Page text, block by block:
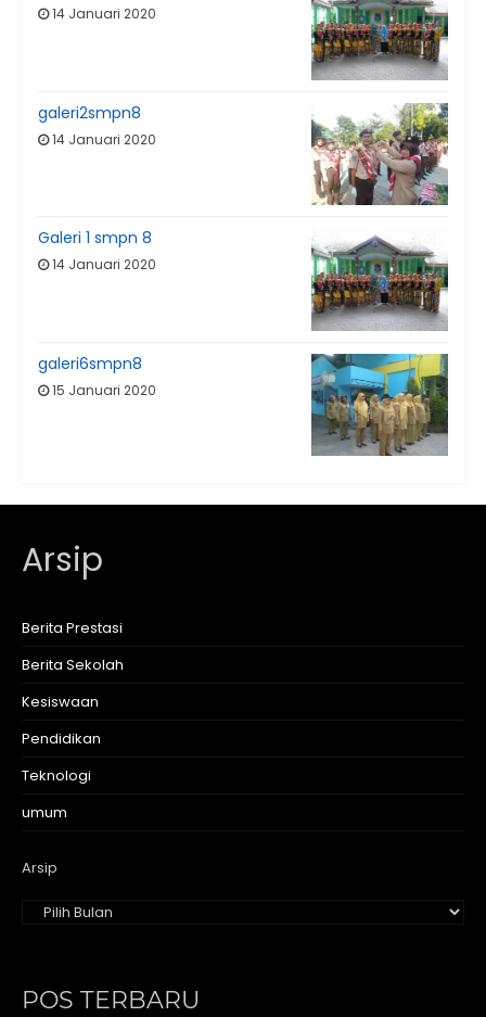
14 Januari 2020
galeri2smpn8
14 Januari 2020
Galeri 1 smpn 8
14 Januari 2020
galeri6smpn8
15 Januari 2020
Arsip
Berita Prestasi
Berita Sekolah
Kesiswaan
Pendidikan
Teknologi
umum
Arsip
POS TERBARU